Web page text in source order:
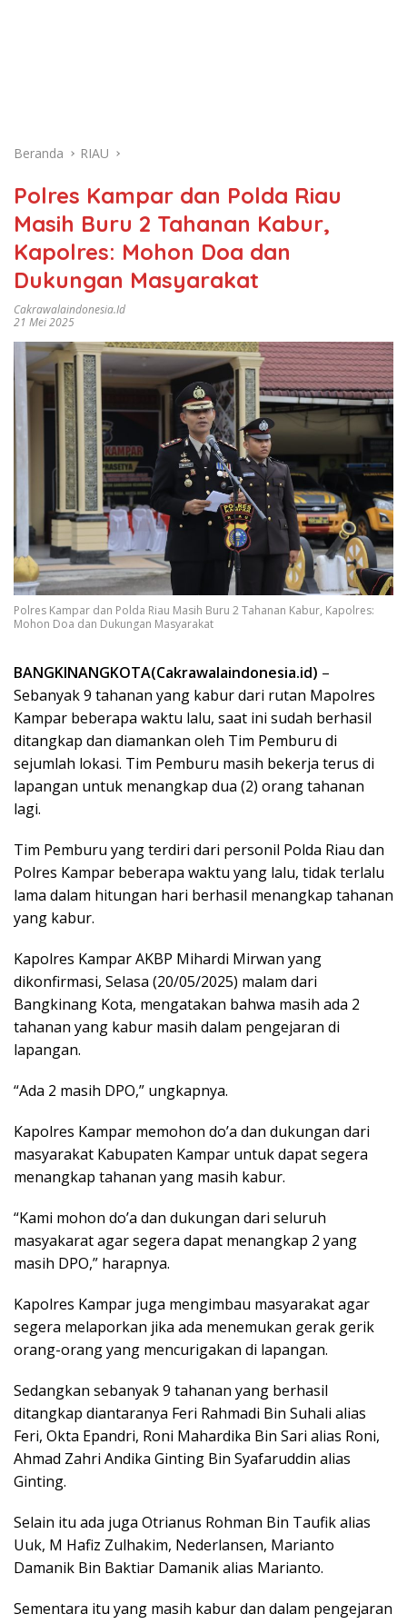
Beranda RIAU
Polres Kampar dan Polda Riau
Masih Buru 2 Tahanan Kabur,
Kapolres: Mohon Doa dan
Dukungan Masyarakat
Cakrawalaindonesia.id
21 Mei 2025
Polres Kampar dan Polda Riau Masih Buru 2 Tahanan Kabur, Kapolres:
Mohon Doa dan Dukungan Masyarakat
BANGKINANGKOTA(Cakrawalaindonesia.id) –
Sebanyak 9 tahanan yang kabur dari rutan Mapolres
Kampar beberapa waktu lalu, saat ini sudah berhasil
ditangkap dan diamankan oleh Tim Pemburu di
sejumlah lokasi. Tim Pemburu masih bekerja terus di
lapangan untuk menangkap dua (2) orang tahanan
lagi.
Tim Pemburu yang terdiri dari personil Polda Riau dan
Polres Kampar beberapa waktu yang lalu, tidak terlalu
lama dalam hitungan hari berhasil menangkap tahanan
yang kabur.
Kapolres Kampar AKBP Mihardi Mirwan yang
dikonfirmasi, Selasa (20/05/2025) malam dari
Bangkinang Kota, mengatakan bahwa masih ada 2
tahanan yang kabur masih dalam pengejaran di
lapangan.
“Ada 2 masih DPO,” ungkapnya.
Kapolres Kampar memohon do’a dan dukungan dari
masyarakat Kabupaten Kampar untuk dapat segera
menangkap tahanan yang masih kabur.
“Kami mohon do’a dan dukungan dari seluruh
masyakarat agar segera dapat menangkap 2 yang
masih DPO,” harapnya.
Kapolres Kampar juga mengimbau masyarakat agar
segera melaporkan jika ada menemukan gerak gerik
orang-orang yang mencurigakan di lapangan.
Sedangkan sebanyak 9 tahanan yang berhasil
ditangkap diantaranya Feri Rahmadi Bin Suhali alias
Feri, Okta Epandri, Roni Mahardika Bin Sari alias Roni,
Ahmad Zahri Andika Ginting Bin Syafaruddin alias
Ginting.
Selain itu ada juga Otrianus Rohman Bin Taufik alias
Uuk, M Hafiz Zulhakim, Nederlansen, Marianto
Damanik Bin Baktiar Damanik alias Marianto.
Sementara itu yang masih kabur dan dalam pengejaran